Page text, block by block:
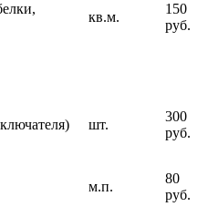
кв.м.
150
руб.
шт.
300
руб.
м.п.
80
руб.